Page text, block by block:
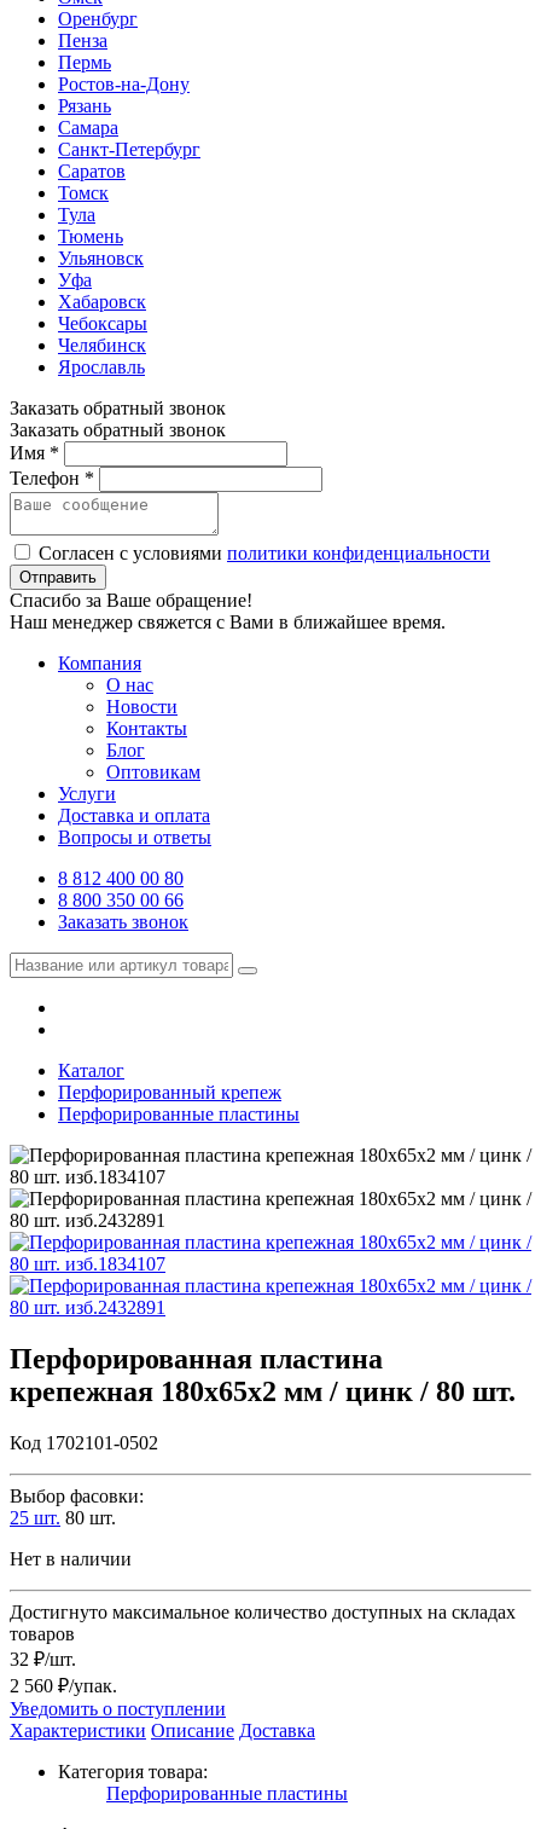
Оренбург
Пенза
Пермь
Ростов-на-Дону
Рязань
Самара
Санкт-Петербург
Саратов
Томск
Тула
Тюмень
Ульяновск
Уфа
Хабаровск
Чебоксары
Челябинск
Ярославль
Заказать обратный звонок
Заказать обратный звонок
Имя *
Телефон *
Согласен с условиями политики конфиденциальности
Отправить
Спасибо за Ваше обращение!
Наш менеджер свяжется с Вами в ближайшее время.
Компания
О нас
Новости
Контакты
Блог
Оптовикам
Услуги
Доставка и оплата
Вопросы и ответы
8 812 400 00 80
8 800 350 00 66
Заказать звонок
Каталог
Перфорированный крепеж
Перфорированные пластины
Перфорированная пластина
крепежная 180х65х2 мм / цинк / 80 шт.
Код 1702101-0502
Выбор фасовки:
25 шт. 80 шт.
Нет в наличии
Достигнуто максимальное количество доступных на складах
товаров
32 ₽/шт.
2 560 ₽/упак.
Уведомить о поступлении
Характеристики Описание Доставка
Категория товара:
Перфорированные пластины